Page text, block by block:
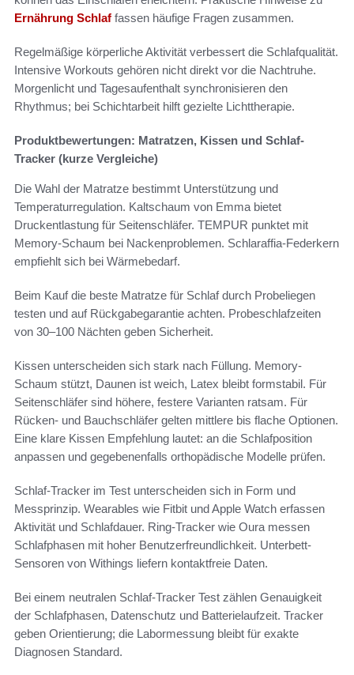
Ernährung Schlaf fassen häufige Fragen zusammen.
Regelmäßige körperliche Aktivität verbessert die Schlafqualität.
Intensive Workouts gehören nicht direkt vor die Nachtruhe.
Morgenlicht und Tagesaufenthalt synchronisieren den
Rhythmus; bei Schichtarbeit hilft gezielte Lichttherapie.
Produktbewertungen: Matratzen, Kissen und Schlaf-
Tracker (kurze Vergleiche)
Die Wahl der Matratze bestimmt Unterstützung und
Temperaturregulation. Kaltschaum von Emma bietet
Druckentlastung für Seitenschläfer. TEMPUR punktet mit
Memory-Schaum bei Nackenproblemen. Schlaraffia-Federkern
empfiehlt sich bei Wärmebedarf.
Beim Kauf die beste Matratze für Schlaf durch Probeliegen
testen und auf Rückgabegarantie achten. Probeschlafzeiten
von 30–100 Nächten geben Sicherheit.
Kissen unterscheiden sich stark nach Füllung. Memory-
Schaum stützt, Daunen ist weich, Latex bleibt formstabil. Für
Seitenschläfer sind höhere, festere Varianten ratsam. Für
Rücken- und Bauchschläfer gelten mittlere bis flache Optionen.
Eine klare Kissen Empfehlung lautet: an die Schlafposition
anpassen und gegebenenfalls orthopädische Modelle prüfen.
Schlaf-Tracker im Test unterscheiden sich in Form und
Messprinzip. Wearables wie Fitbit und Apple Watch erfassen
Aktivität und Schlafdauer. Ring-Tracker wie Oura messen
Schlafphasen mit hoher Benutzerfreundlichkeit. Unterbett-
Sensoren von Withings liefern kontaktfreie Daten.
Bei einem neutralen Schlaf-Tracker Test zählen Genauigkeit
der Schlafphasen, Datenschutz und Batterielaufzeit. Tracker
geben Orientierung; die Labormessung bleibt für exakte
Diagnosen Standard.